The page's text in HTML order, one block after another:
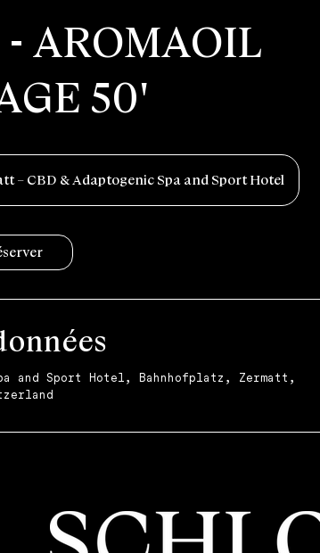
AROMAOIL
50'
– CBD & Adaptogenic Spa and Sport Hotel
and Sport Hotel, Bahnhofplatz, Zermatt,